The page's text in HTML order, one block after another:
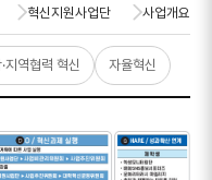
혁신지원사업단 사업개요
지역협력 혁신 자율혁신